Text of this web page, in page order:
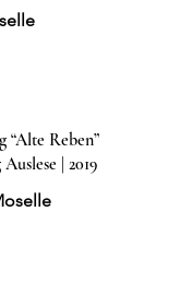
“Alte Reben”
| 2019